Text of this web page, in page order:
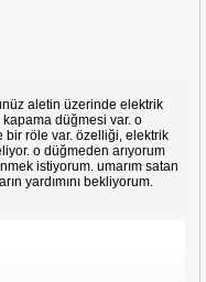
aletin üzerinde elektrik
kapama düğmesi var. o
bir röle var. özelliği, elektrik
o düğmeden arıyorum
istiyorum. umarım satan
yardımını bekliyorum.